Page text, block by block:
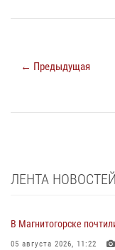
← Предыдущая
ЛЕНТА НОВОСТЕЙ
В Магнитогорске
05 августа 2026, 11:22